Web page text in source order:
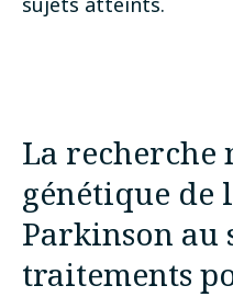
La recherche
génétique de
Parkinson au
traitements